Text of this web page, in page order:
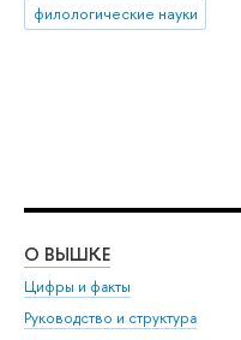
филологические науки
О ВЫШКЕ
Цифры и факты
Руководство и структура